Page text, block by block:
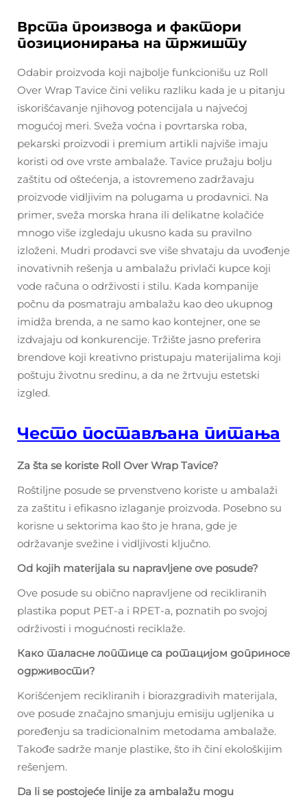
Врста производа и фактори
позиционирања на тржишту
Odabir proizvoda koji najbolje funkcionišu uz Roll
Over Wrap Tavice čini veliku razliku kada je u pitanju
iskorišćavanje njihovog potencijala u najvećoj
mogućoj meri. Sveža voćna i povrtarska roba,
pekarski proizvodi i premium artikli najviše imaju
koristi od ove vrste ambalaže. Tavice pružaju bolju
zaštitu od oštećenja, a istovremeno zadržavaju
proizvode vidljivim na polugama u prodavnici. Na
primer, sveža morska hrana ili delikatne kolačiće
mnogo više izgledaju ukusno kada su pravilno
izloženi. Mudri prodavci sve više shvataju da uvođenje
inovativnih rešenja u ambalažu privlači kupce koji
vode računa o održivosti i stilu. Kada kompanije
počnu da posmatraju ambalažu kao deo ukupnog
imidža brenda, a ne samo kao kontejner, one se
izdvajaju od konkurencije. Tržište jasno preferira
brendove koji kreativno pristupaju materijalima koji
poštuju životnu sredinu, a da ne žrtvuju estetski
izgled.
Често постављана питања
Za šta se koriste Roll Over Wrap Tavice?
Roštiljne posude se prvenstveno koriste u ambalaži
za zaštitu i efikasno izlaganje proizvoda. Posebno su
korisne u sektorima kao što je hrana, gde je
održavanje svežine i vidljivosti ključno.
Od kojih materijala su napravljene ove posude?
Ove posude su obično napravljene od recikliranih
plastika poput PET-a i RPET-a, poznatih po svojoj
održivosti i mogućnosti reciklaže.
Како таласне лоптице са ротацијом доприносе
одрживости?
Korišćenjem recikliranih i biorazgradivih materijala,
ove posude značajno smanjuju emisiju ugljenika u
poređenju sa tradicionalnim metodama ambalaže.
Takođe sadrže manje plastike, što ih čini ekološkijim
rešenjem.
Da li se postojeće linije za ambalažu mogu